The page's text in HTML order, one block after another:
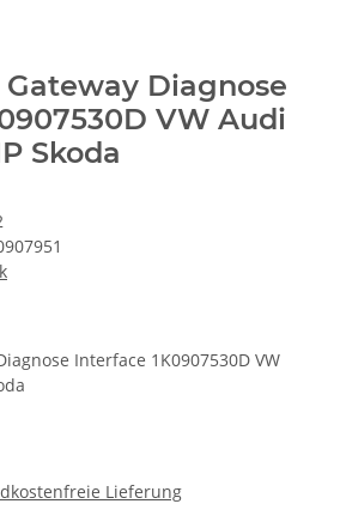
Diagnose
VW Audi
Skoda
Interface 1K0907530D VW
Lieferung